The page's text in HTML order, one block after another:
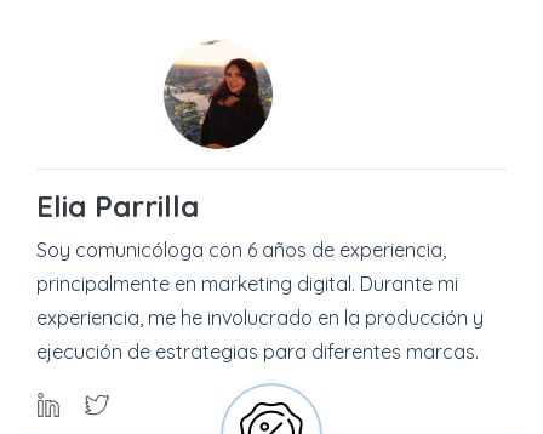
Elia Parrilla
Soy comunicóloga con 6 años de experiencia,
principalmente en marketing digital. Durante mi
experiencia, me he involucrado en la producción y
ejecución de estrategias para diferentes marcas.